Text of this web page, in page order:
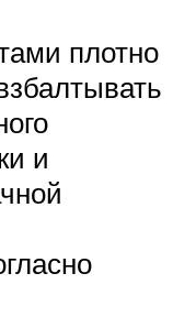
плотно
и